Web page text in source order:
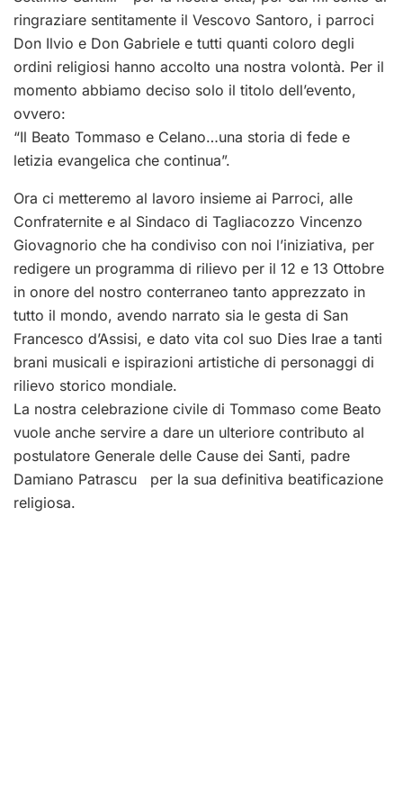
ringraziare sentitamente il Vescovo Santoro, i parroci
Don Ilvio e Don Gabriele e tutti quanti coloro degli
ordini religiosi hanno accolto una nostra volontà. Per il
momento abbiamo deciso solo il titolo dell’evento,
ovvero:
“Il Beato Tommaso e Celano…una storia di fede e
letizia evangelica che continua”.
Ora ci metteremo al lavoro insieme ai Parroci, alle
Confraternite e al Sindaco di Tagliacozzo Vincenzo
Giovagnorio che ha condiviso con noi l’iniziativa, per
redigere un programma di rilievo per il 12 e 13 Ottobre
in onore del nostro conterraneo tanto apprezzato in
tutto il mondo, avendo narrato sia le gesta di San
Francesco d’Assisi, e dato vita col suo Dies Irae a tanti
brani musicali e ispirazioni artistiche di personaggi di
rilievo storico mondiale.
La nostra celebrazione civile di Tommaso come Beato
vuole anche servire a dare un ulteriore contributo al
postulatore Generale delle Cause dei Santi, padre
Damiano Patrascu per la sua definitiva beatificazione
religiosa.